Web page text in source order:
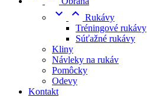
  Rukávy
Tréningové rukávy
Súťažné rukávy
Kliny
Návleky na rukáv
Pomôcky
Odevy
Kontakt